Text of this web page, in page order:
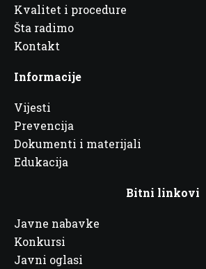
Kvalitet i procedure
Šta radimo
Kontakt
Informacije
Vijesti
Prevencija
Dokumenti i materijali
Edukacija
Bitni linkovi
Javne nabavke
Konkursi
Javni oglasi